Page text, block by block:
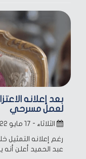
بعد إعلانه
لعمل مسرحي
الثلاثاء - ١٧ مايو ٢٠٢٢
رغم إعلانه التمثيل
عبد الحميد أعلن أنه